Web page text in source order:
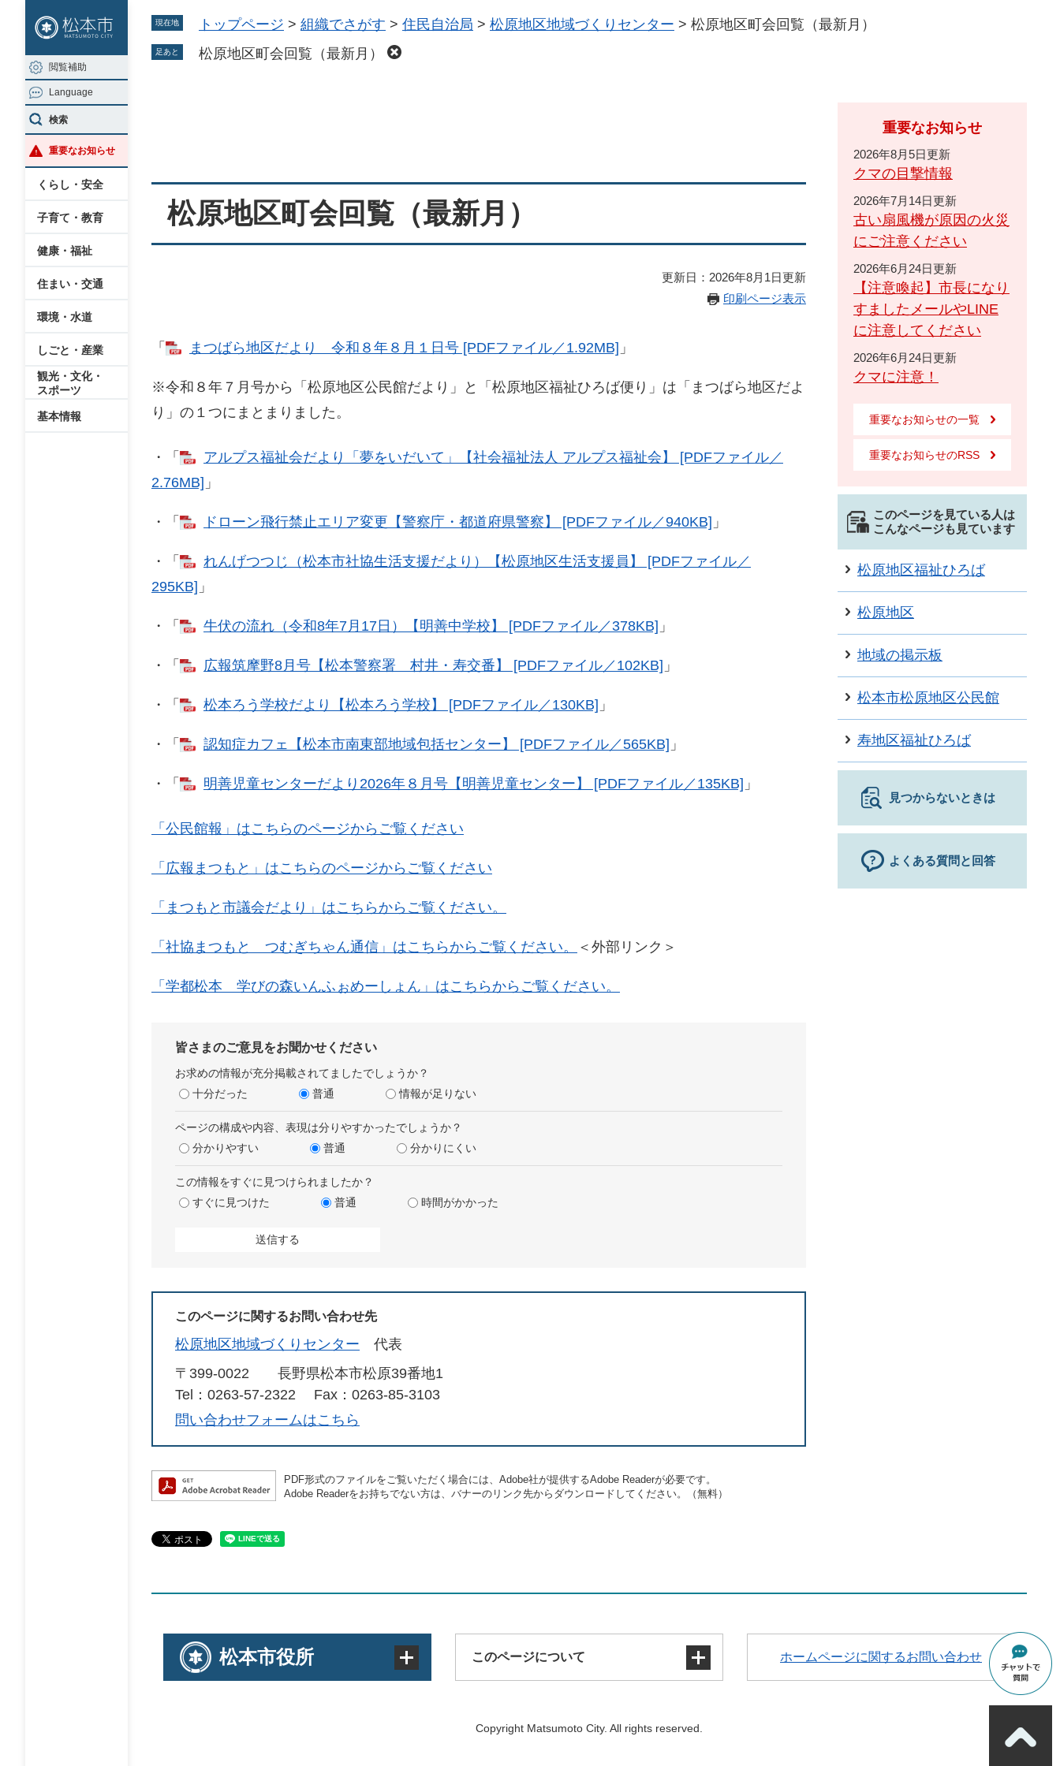
ジ
の
先
頭
で
す
ュ
ー
を
飛
ば
し
閲覧補助
Language
検索
重要なお知らせ
くらし・安全
子育て・教育
健康・福祉
住まい・交通
環境・水道
しごと・産業
観光・文化・
スポーツ
基本情報
現在地 トップページ > 組織でさがす > 住民自治局 > 松原地区地域づくりセンター > 松原地区町会回覧（最新月）
足あと 松原地区町会回覧（最新月）
松原地区町会回覧（最新月）
更新日：2026年8月1日更新
印刷ページ表示
「 まつばら地区だより 令和８年８月１日号 [PDFファイル／1.92MB] 」
※令和８年７月号から「松原地区公民館だより」と「松原地区福祉ひろば便り」は「まつばら地区だよ
り」の１つにまとまりました。
・「
アルプス福祉会だより「夢をいだいて」【社会福祉法人 アルプス福祉会】 [PDFファイル／
2.76MB] 」
・「 ドローン飛行禁止エリア変更【警察庁・都道府県警察】 [PDFファイル／940KB] 」
・「
れんげつつじ（松本市社協生活支援だより）【松原地区生活支援員】 [PDFファイル／
295KB] 」
・「 牛伏の流れ（令和8年7月17日）【明善中学校】 [PDFファイル／378KB] 」
・「 広報筑摩野8月号【松本警察署 村井・寿交番】 [PDFファイル／102KB] 」
・「 松本ろう学校だより【松本ろう学校】 [PDFファイル／130KB] 」
・「 認知症カフェ【松本市南東部地域包括センター】 [PDFファイル／565KB] 」
・「 明善児童センターだより2026年８月号【明善児童センター】 [PDFファイル／135KB] 」
「公民館報」はこちらのページからご覧ください
「広報まつもと」はこちらのページからご覧ください
「まつもと市議会だより」はこちらからご覧ください。
「社協まつもと つむぎちゃん通信」はこちらからご覧ください。 ＜外部リンク＞
「学都松本 学びの森いんふぉめーしょん」はこちらからご覧ください。
皆さまのご意見をお聞かせください
お求めの情報が充分掲載されてましたでしょうか？
十分だった
普通 情報が足りない
ページの構成や内容、表現は分りやすかったでしょうか？
分かりやすい
普通 分かりにくい
この情報をすぐに見つけられましたか？
すぐに見つけた
普通 時間がかかった
このページに関するお問い合わせ先
松原地区地域づくりセンター
代表
〒399-0022
長野県松本市松原39番地1
Tel：0263-57-2322
Fax：0263-85-3103
問い合わせフォームはこちら
PDF形式のファイルをご覧いただく場合には、Adobe社が提供するAdobe Readerが必要です。
Adobe Readerをお持ちでない方は、バナーのリンク先からダウンロードしてください。（無料）
重要なお知らせ
2026年8月5日更新
クマの目撃情報
2026年7月14日更新
古い扇風機が原因の火災
にご注意ください
2026年6月24日更新
【注意喚起】市長になり
すましたメールやLINE
に注意してください
2026年6月24日更新
クマに注意！
重要なお知らせの一覧
重要なお知らせのRSS
このページを見ている人は
こんなページも見ています
松原地区福祉ひろば
松原地区
地域の掲示板
松本市松原地区公民館
寿地区福祉ひろば
見つからないときは
よくある質問と回答
松本市役所 このページについて
著作権・免責事項・リンク
ホームページに関するお問い合わせ
Copyright Matsumoto City. All rights reserved.